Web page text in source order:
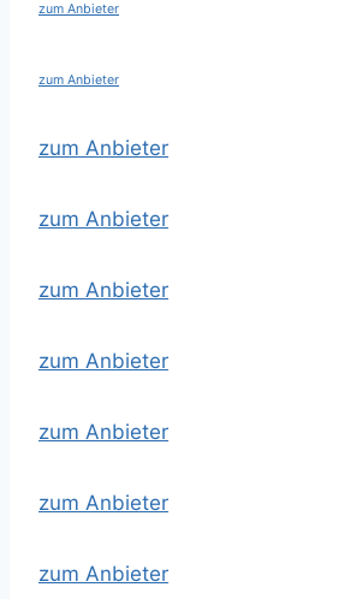
zum Anbieter
zum Anbieter
zum Anbieter
zum Anbieter
zum Anbieter
zum Anbieter
zum Anbieter
zum Anbieter
zum Anbieter